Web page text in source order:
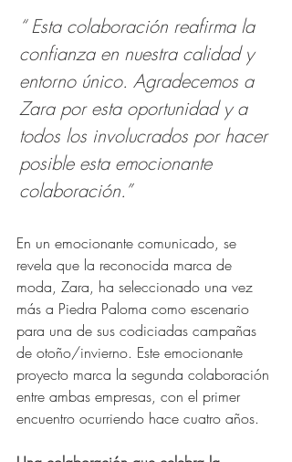
“ Esta colaboración reafirma la
confianza en nuestra calidad y
entorno único. Agradecemos a
Zara por esta oportunidad y a
todos los involucrados por hacer
posible esta emocionante
colaboración.”
En un emocionante comunicado, se
revela que la reconocida marca de
moda, Zara, ha seleccionado una vez
más a Piedra Paloma como escenario
para una de sus codiciadas campañas
de otoño/invierno. Este emocionante
proyecto marca la segunda colaboración
entre ambas empresas, con el primer
encuentro ocurriendo hace cuatro años.